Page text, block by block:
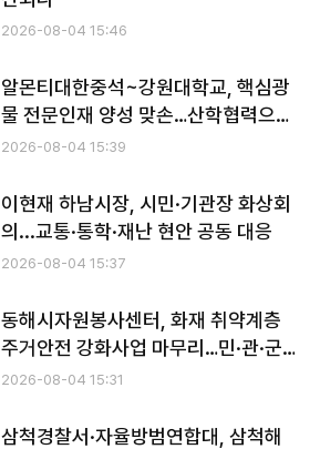
2026-08-04 15:46
알몬티대한중석~강원대학교, 핵심광
물 전문인재 양성 맞손…산학협력으로
미래 광업 경쟁력 키운다
2026-08-04 15:39
이현재 하남시장, 시민·기관장 화상회
의...교통·통학·재난 현안 공동 대응
2026-08-04 15:37
동해시자원봉사센터, 화재 취약계층
주거안전 강화사업 마무리…민·관·군
협력으로 안전망 구축
2026-08-04 15:31
삼척경찰서·자율방범연합대, 삼척해